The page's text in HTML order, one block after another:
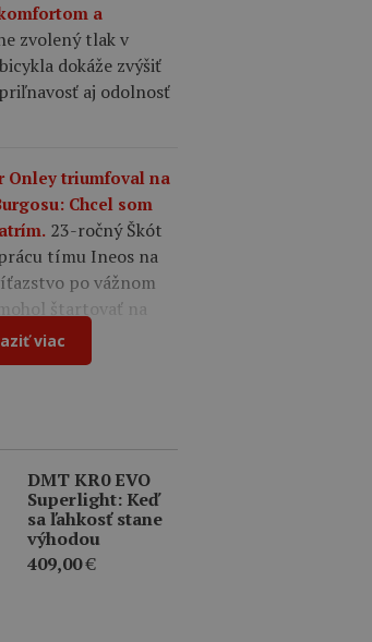
a
zvolený tlak v
dokáže zvýšiť
aj odolnosť
Onley triumfoval na
Chcel som
23-ročný Škót
tímu Ineos na
po vážnom
štartovať na
viac
DMT KR0 EVO
Superlight: Keď
sa ľahkosť stane
výhodou
409,00€